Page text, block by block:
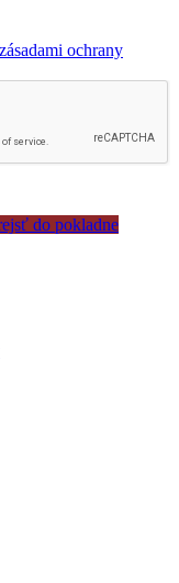
zásadami ochrany
do pokladne